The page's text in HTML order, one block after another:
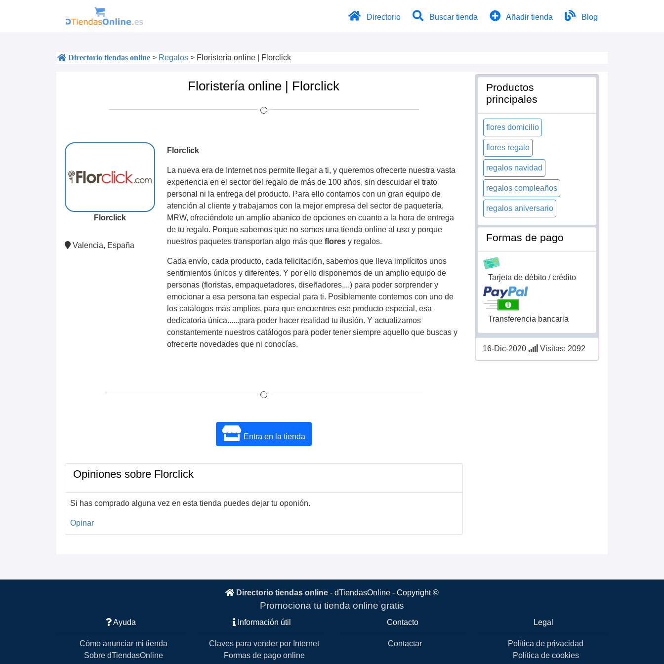
Directorio Buscar tienda Añadir tienda Blog
Directorio tiendas online > Regalos > Floristería online | Florclick
Floristería online | Florclick
Florclick
Valencia, España
Florclick
La nueva era de Internet nos permite llegar a ti, y queremos ofrecerte nuestra vasta
experiencia en el sector del regalo de más de 100 años, sin descuidar el trato
personal ni la entrega del producto. Para ello contamos con un gran equipo de
atención al cliente y trabajamos con la mejor empresa del sector de paquetería,
MRW, ofreciéndote un amplio abanico de opciones en cuanto a la hora de entrega
de tu regalo. Porque sabemos que no somos una tienda online al uso y porque
nuestros paquetes transportan algo más queflores y regalos.
Cada envío, cada producto, cada felicitación, sabemos que lleva implícitos unos
sentimientos únicos y diferentes. Y por ello disponemos de un amplio equipo de
personas (floristas, empaquetadores, diseñadores,...) para poder sorprender y
emocionar a esa persona tan especial para ti. Posiblemente contemos con uno de
los catálogos más amplios, para que encuentres ese producto especial, esa
dedicatoria única......para poder hacer realidad tu ilusión. Y actualizamos
constantemente nuestros catálogos para poder tener siempre aquello que buscas y
ofrecerte novedades que ni conocías.
Entra en la tienda
Opiniones sobre Florclick
Si has comprado alguna vez en esta tienda puedes dejar tu oponión.
Opinar
Productos
principales
flores domicilio
flores regalo
regalos navidad
regalos compleaños
regalos aniversario
Formas de pago
Tarjeta de débito / crédito
Transferencia bancaria
16-Dic-2020 Visitas: 2092
Directorio tiendas online - dTiendasOnline - Copyright ©
Promociona tu tienda online gratis
Ayuda
Cómo anunciar mi tienda
Sobre dTiendasOnline
Información útil
Claves para vender por Internet
Formas de pago online
Contacto
Contactar
Legal
Política de privacidad
Política de cookies